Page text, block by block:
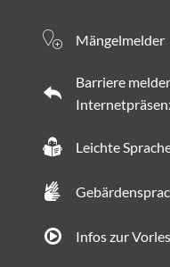
Mängelmelder
Barriere
Leichte
Infos zur